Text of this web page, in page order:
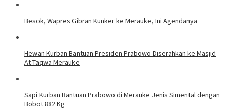
Besok, Wapres Gibran Kunker ke Merauke, Ini Agendanya
Hewan Kurban Bantuan Presiden Prabowo Diserahkan ke Masjid
At Taqwa Merauke
Sapi Kurban Bantuan Prabowo di Merauke Jenis Simental dengan
Bobot 882 Kg